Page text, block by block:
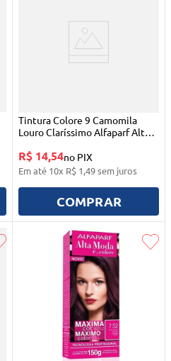
Tintura Colore 9 Camomila
Louro Claríssimo Alfaparf Alta
R$ 14,54no PIX
Em até 10x R$ 1,49sem juros
COMPRAR